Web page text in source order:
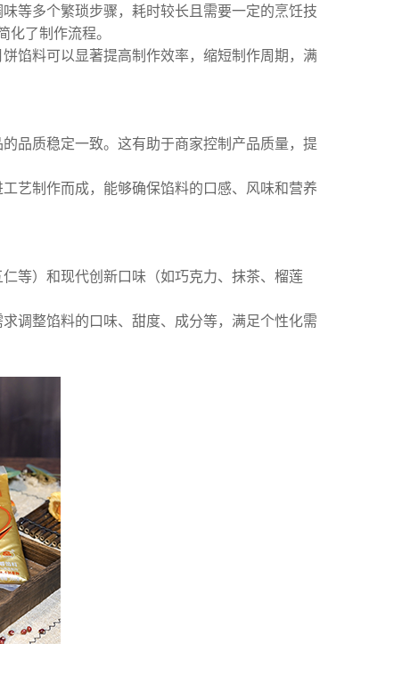
等多个繁琐步骤，耗时较长且需要一定的烹饪技
了制作流程。
馅料可以显著提高制作效率，缩短制作周期，满
品质稳定一致。这有助于商家控制产品质量，提
艺制作而成，能够确保馅料的口感、风味和营养
等）和现代创新口味（如巧克力、抹茶、榴莲
调整馅料的口味、甜度、成分等，满足个性化需